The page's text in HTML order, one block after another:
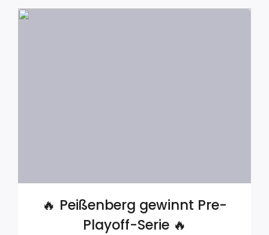
🔥 Peißenberg gewinnt Pre-
Playoff-Serie 🔥